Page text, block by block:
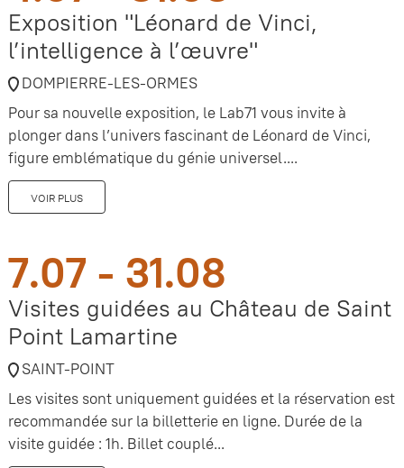
Exposition "Léonard de Vinci,
l’intelligence à l’œuvre"
DOMPIERRE-LES-ORMES
Pour sa nouvelle exposition, le Lab71 vous invite à
plonger dans l’univers fascinant de Léonard de Vinci,
figure emblématique du génie universel....
VOIR PLUS
7.07 - 31.08
Visites guidées au Château de Saint
Point Lamartine
SAINT-POINT
Les visites sont uniquement guidées et la réservation est
recommandée sur la billetterie en ligne. Durée de la
visite guidée : 1h. Billet couplé...